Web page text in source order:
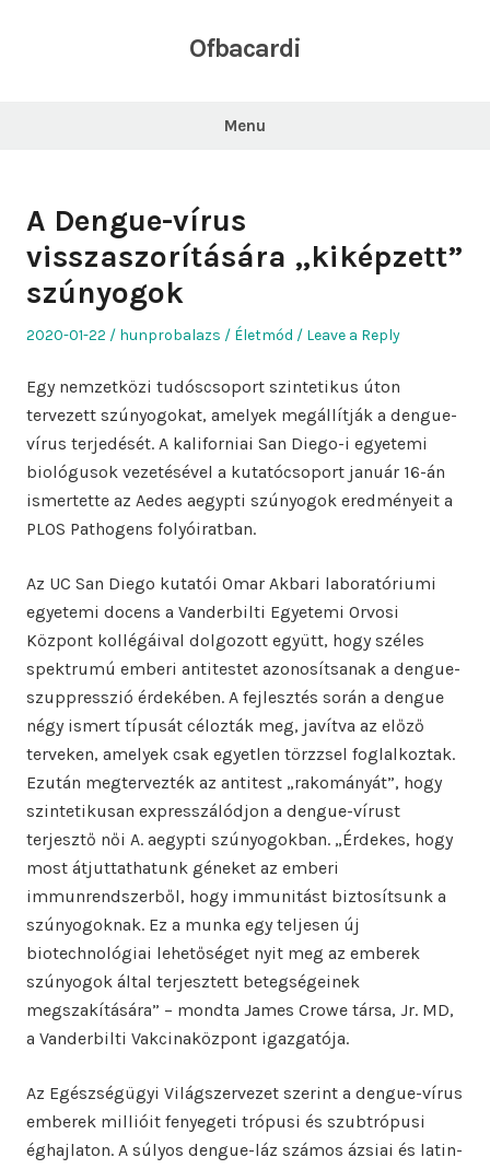
Ofbacardi
Menu
A Dengue-vírus
visszaszorítására „kiképzett”
szúnyogok
Posted
2020-01-22 Author
hunprobalazs
Posted
Életmód Leave a Reply
Egy nemzetközi tudóscsoport szintetikus úton
tervezett szúnyogokat, amelyek megállítják a dengue-
vírus terjedését. A kaliforniai San Diego-i egyetemi
biológusok vezetésével a kutatócsoport január 16-án
ismertette az Aedes aegypti szúnyogok eredményeit a
PLOS Pathogens folyóiratban.
Az UC San Diego kutatói Omar Akbari laboratóriumi
egyetemi docens a Vanderbilti Egyetemi Orvosi
Központ kollégáival dolgozott együtt, hogy széles
spektrumú emberi antitestet azonosítsanak a dengue-
szuppresszió érdekében. A fejlesztés során a dengue
négy ismert típusát célozták meg, javítva az előző
terveken, amelyek csak egyetlen törzzsel foglalkoztak.
Ezután megtervezték az antitest „rakományát”, hogy
szintetikusan expresszálódjon a dengue-vírust
terjesztő női A. aegypti szúnyogokban. „Érdekes, hogy
most átjuttathatunk géneket az emberi
immunrendszerből, hogy immunitást biztosítsunk a
szúnyogoknak. Ez a munka egy teljesen új
biotechnológiai lehetőséget nyit meg az emberek
szúnyogok által terjesztett betegségeinek
megszakítására” – mondta James Crowe társa, Jr. MD,
a Vanderbilti Vakcinaközpont igazgatója.
Az Egészségügyi Világszervezet szerint a dengue-vírus
emberek millióit fenyegeti trópusi és szubtrópusi
éghajlaton. A súlyos dengue-láz számos ázsiai és latin-